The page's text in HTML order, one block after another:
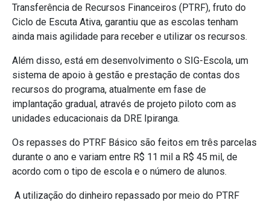
Transferência de Recursos Financeiros (PTRF), fruto do
Ciclo de Escuta Ativa, garantiu que as escolas tenham
ainda mais agilidade para receber e utilizar os recursos.
Além disso, está em desenvolvimento o SIG-Escola, um
sistema de apoio à gestão e prestação de contas dos
recursos do programa, atualmente em fase de
implantação gradual, através de projeto piloto com as
unidades educacionais da DRE Ipiranga.
Os repasses do PTRF Básico são feitos em três parcelas
durante o ano e variam entre R$ 11 mil a R$ 45 mil, de
acordo com o tipo de escola e o número de alunos.
A utilização do dinheiro repassado por meio do PTRF